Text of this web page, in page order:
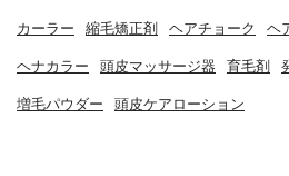
カーラー 縮毛矯正剤 ヘアチョーク ヘ
ヘナカラー 頭皮マッサージ器 育毛剤
増毛パウダー 頭皮ケアローション